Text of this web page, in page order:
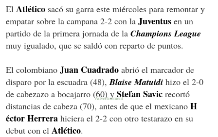
El Atlético sacó su garra este miércoles para remontar y
empatar sobre la campana 2-2 con la Juventus en un
partido de la primera jornada de la Champions League
muy igualado, que se saldó con reparto de puntos.
El colombiano Juan Cuadrado abrió el marcador de
disparo por la escuadra (48),Blaise Matuidi hizo el 2-0
de cabezazo a bocajarro (60) y Stefan Savic recortó
distancias de cabeza (70), antes de que el mexicano H
éctor Herrera hiciera el 2-2 con otro testarazo en su
debut con el Atlético.